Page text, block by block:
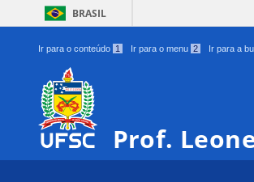
BRASIL
Ir para o conteúdo 1 Ir para o menu 2 Ir para a
Prof.